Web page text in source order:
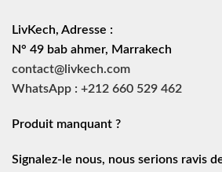
LivKech, Adresse :
N° 49 bab ahmer, Marrakech
contact@livkech.com
WhatsApp : +212 660 529 462
Produit manquant ?
Signalez-le nous, nous serions ravis